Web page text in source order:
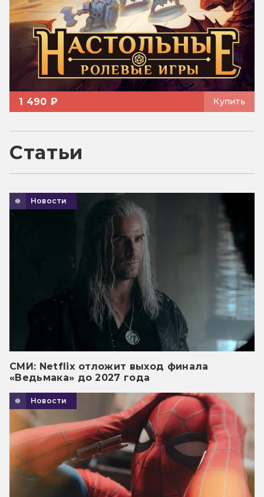
1 490 ₽ Купить
Статьи
Новости
СМИ: Netflix отложит выход финала
«Ведьмака» до 2027 года
Новости